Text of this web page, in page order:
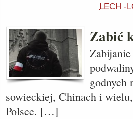
LECH -
Zabić
godnych
sowieckiej, Chinach i
Polsce. […]